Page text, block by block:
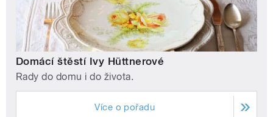
Domácí štěstí Ivy Hüttnerové
Rady do domu i do života.
Více o pořadu